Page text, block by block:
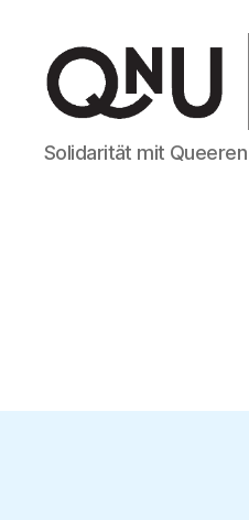
Queere
Nothilfe
Solidarität mit